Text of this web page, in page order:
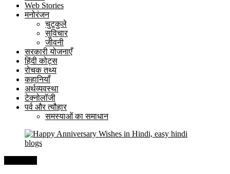
Web Stories
मनोरंजन
चुटकुले
सुविचार
जीवनी
सरकारी योजनाएँ
हिंदी कोट्स
रोचक तथ्य
कहानियाँ
अर्थव्यवस्था
टेक्नोलॉजी
पर्व और त्यौहार
समस्याओं का समाधान